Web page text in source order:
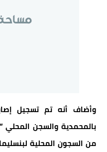
وأضاف أنه تم تسجيل